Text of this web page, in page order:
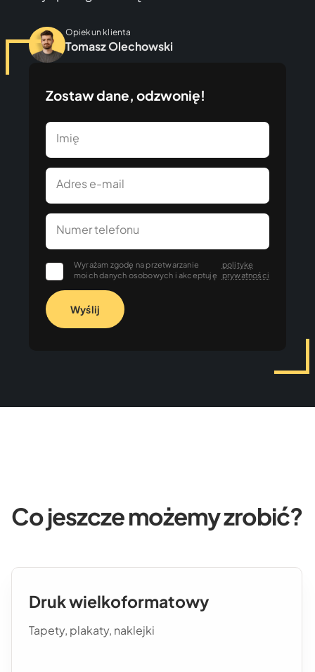
Opiekun klienta
Tomasz Olechowski
Zostaw dane, odzwonię!
Imię
Adres e-mail
Numer telefonu
Wyrażam zgodę na przetwarzanie
moich danych osobowych i akceptuję
politykę
prywatności
Wyślij
Co jeszcze możemy zrobić?
Druk wielkoformatowy
Tapety, plakaty, naklejki